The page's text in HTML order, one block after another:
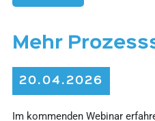
Mehr
20.04.2026
Im kommenden Webinar